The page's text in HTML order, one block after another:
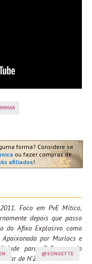
forma? Considere se
ou fazer compras de
afiliados!
Foco em PvE Mítico,
depois que passo
do Afixo Explosivo como
por Murlocs e
para PvP, aguardo
de N'Zoth.
@SONGETTE